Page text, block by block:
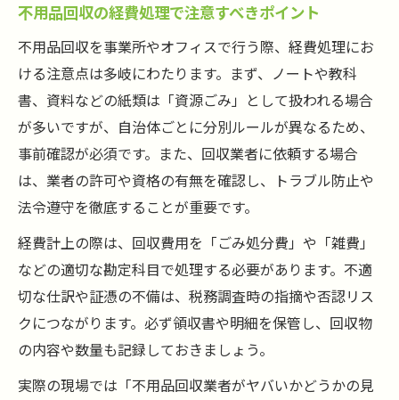
不用品回収の経費処理で注意すべきポイント
不用品回収を事業所やオフィスで行う際、経費処理にお
ける注意点は多岐にわたります。まず、ノートや教科
書、資料などの紙類は「資源ごみ」として扱われる場合
が多いですが、自治体ごとに分別ルールが異なるため、
事前確認が必須です。また、回収業者に依頼する場合
は、業者の許可や資格の有無を確認し、トラブル防止や
法令遵守を徹底することが重要です。
経費計上の際は、回収費用を「ごみ処分費」や「雑費」
などの適切な勘定科目で処理する必要があります。不適
切な仕訳や証憑の不備は、税務調査時の指摘や否認リス
クにつながります。必ず領収書や明細を保管し、回収物
の内容や数量も記録しておきましょう。
実際の現場では「不用品回収業者がヤバいかどうかの見